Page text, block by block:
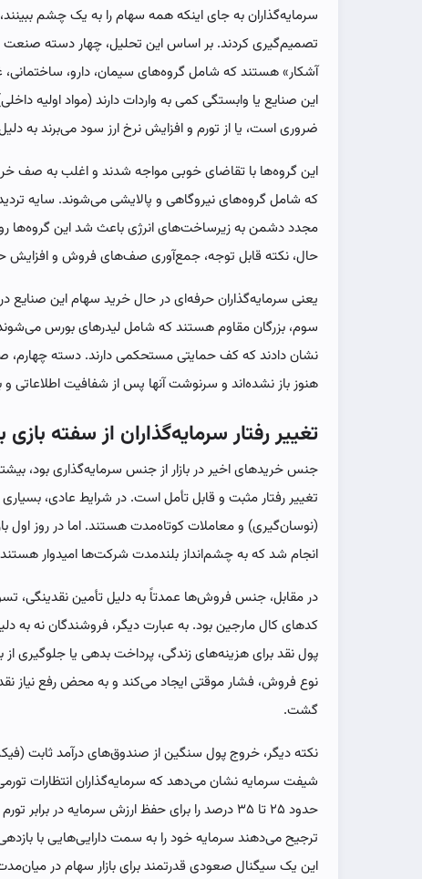
سرمایه‌گذاران به جای اینکه همه سهام را به یک چشم
تصمیم‌گیری کردند. بر اساس این تحلیل، چهار دسته صنعت
آشکار» هستند که شامل گروه‌های سیمان، دارو،
این صنایع یا وابستگی کمی به واردات دارند (مواد اولیه
ضروری است، یا از تورم و افزایش نرخ ارز سود می‌برند به
این گروه‌ها با تقاضای خوبی مواجه شدند و اغلب به صف
که شامل گروه‌های نیروگاهی و پالایشی می‌شوند. سایه
مجدد دشمن به زیرساخت‌های انرژی باعث شد این گروه‌ها
حال، نکته قابل توجه، جمع‌آوری صف‌های فروش و افزایش
یعنی سرمایه‌گذاران حرفه‌ای در حال خرید سهام این
سوم، بزرگان مقاوم هستند که شامل لیدرهای بورس
نشان دادند که کف حمایتی مستحکمی دارند. دسته چهارم،
هنوز باز نشده‌اند و سرنوشت آنها پس از شفافیت
تغییر رفتار سرمایه‌گذاران از سفته
جنس خریدهای اخیر در بازار از جنس سرمایه‌گذاری بود،
تغییر رفتار مثبت و قابل تأمل است. در شرایط عادی،
(نوسان‌گیری) و معاملات کوتاه‌مدت هستند. اما در روز اول
انجام شد که به چشم‌انداز بلندمدت شرکت‌ها امیدوار
در مقابل، جنس فروش‌ها عمدتاً به دلیل تأمین نقدینگی،
کدهای کال مارجین بود. به عبارت دیگر، فروشندگان نه به دلیل
پول نقد برای هزینه‌های زندگی، پرداخت بدهی یا جلوگیری
نوع فروش، فشار موقتی ایجاد می‌کند و به محض رفع نیاز
گشت.
نکته دیگر، خروج پول سنگین از صندوق‌های درآمد ثابت
شیفت سرمایه نشان می‌دهد که سرمایه‌گذاران انتظارات
ترجیح می‌دهند سرمایه خود را به سمت دارایی‌هایی با
این یک سیگنال صعودی قدرتمند برای بازار سهام در